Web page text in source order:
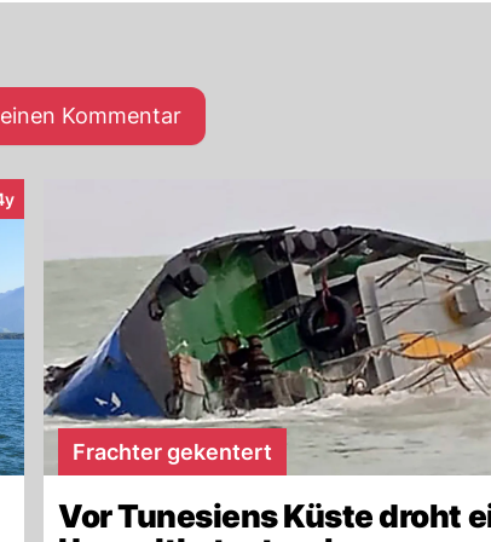
Kommentar
veröffentlicht:
Frachter gekentert
Vor Tunesiens Küste droht